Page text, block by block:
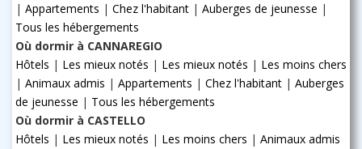
| Appartements | Chez l'habitant | Auberges de jeunesse |
Tous les hébergements
Où dormir à CANNAREGIO
Hôtels | Les mieux notés | Les mieux notés | Les moins chers
| Animaux admis | Appartements | Chez l'habitant | Auberges
de jeunesse | Tous les hébergements
Où dormir à CASTELLO
Hôtels | Les mieux notés | Les moins chers | Animaux admis